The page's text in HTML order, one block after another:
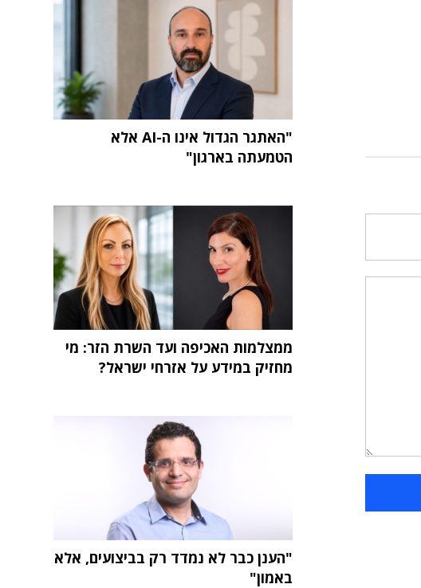
"האתגר הגדול אינו ה-AI אלא
הטמעתה בארגון"
ממצלמות האכיפה ועד השרת הזר: מי
מחזיק במידע על אזרחי ישראל?
"הענן כבר לא נמדד רק בביצועים, אלא
באמון"